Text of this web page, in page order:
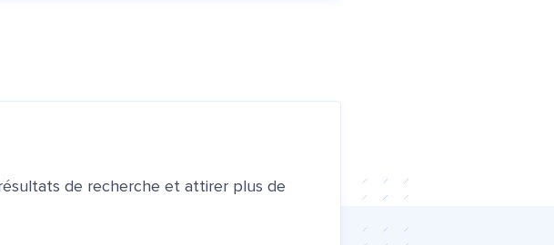
de recherche et attirer plus de